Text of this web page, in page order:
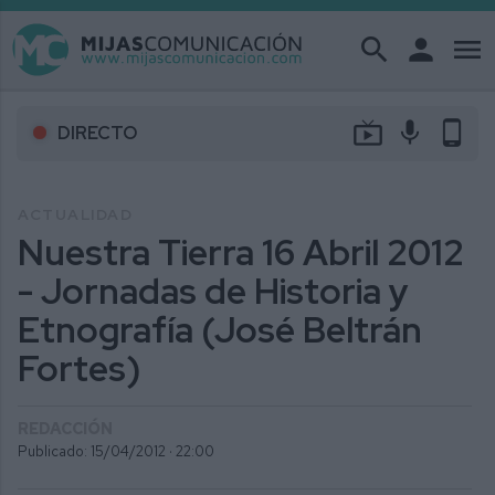
search person menu
DIRECTO live_tv mic phone_android
Nuestra Tierra 16 Abril 2012
- Jornadas de Historia y
Etnografía (José Beltrán
Fortes)
Publicado: 15/04/2012 · 22:00